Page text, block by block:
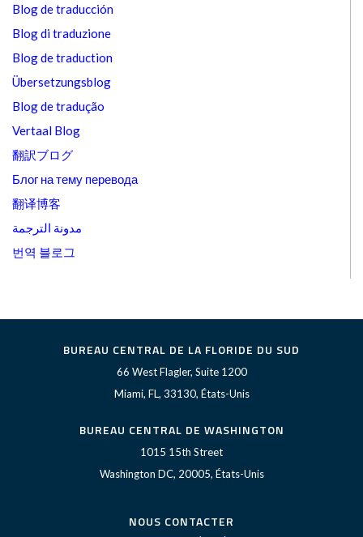
Blog de traducción
Blog di traduzione
Blog de traduction
Übersetzungsblog
Blog de tradução
Vertaal Blog
翻訳ブログ
Блог на тему перевода
翻译博客
مدونة الترجمة
번역 블로그
BUREAU CENTRAL DE LA FLORIDE DU SUD
66 West Flagler, Suite 1200
Miami, FL, 33130, États-Unis
BUREAU CENTRAL DE WASHINGTON
1015 15th Street
Washington DC, 20005, États-Unis
NOUS CONTACTER